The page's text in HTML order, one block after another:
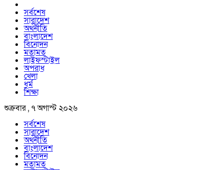
সর্বশেষ
সারাদেশ
অর্থনীতি
বাংলাদেশ
বিনোদন
মতামত
লাইফস্টাইল
অপরাধ
খেলা
ধর্ম
শিক্ষা
শুক্রবার , ৭ অগাস্ট ২০২৬
সর্বশেষ
সারাদেশ
অর্থনীতি
বাংলাদেশ
বিনোদন
মতামত